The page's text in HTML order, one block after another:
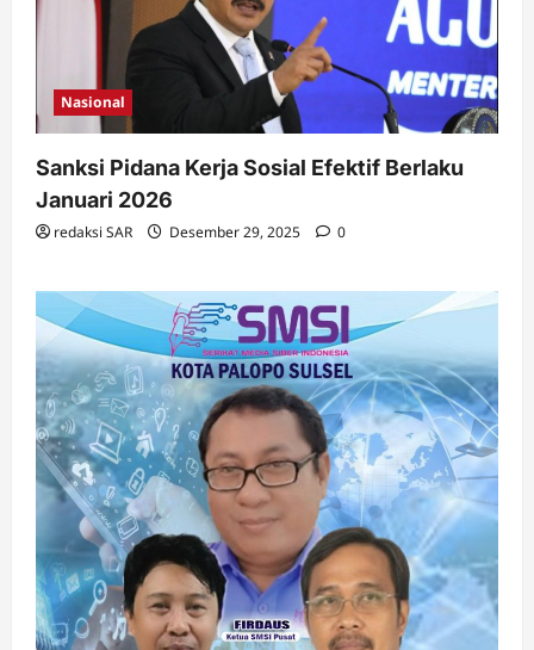
Nasional
Sanksi Pidana Kerja Sosial Efektif Berlaku
Januari 2026
redaksi SAR Desember 29, 2025 0